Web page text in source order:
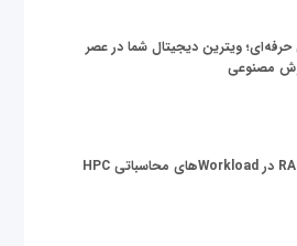
ویترین دیجیتال شما در عصر
مصنوعی